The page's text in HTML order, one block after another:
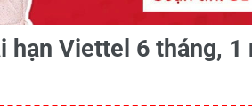
hạn Viettel 6 tháng, 1